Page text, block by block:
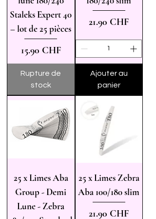
Staleks Expert 40
– lot de 25 pièces
Prix
15.90 CHF
Rupture de
stock
Prix
21.90 CHF
Ajouter au
panier
25 x Limes Aba
Group - Demi
Lune - Zebra
25 x Limes Zebra
Aba 100/180 slim
Prix
21.90 CHF